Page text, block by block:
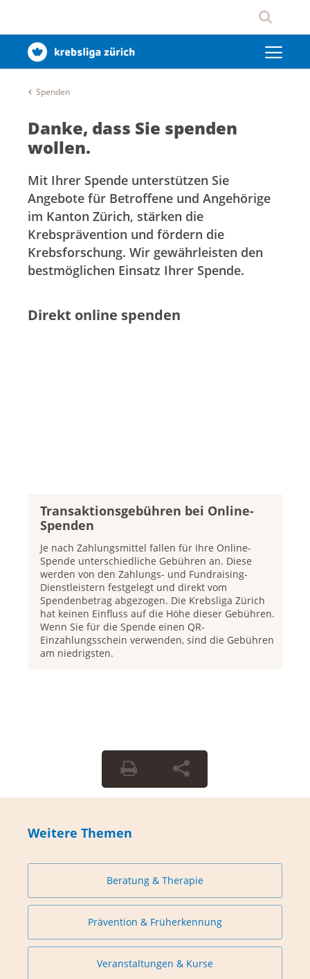
Spenden
Danke, dass Sie spenden
wollen.
Mit Ihrer Spende unterstützen Sie
Angebote für Betroffene und Angehörige
im Kanton Zürich, stärken die
Krebsprävention und fördern die
Krebsforschung. Wir gewährleisten den
bestmöglichen Einsatz Ihrer Spende.
Direkt online spenden
Transaktionsgebühren bei Online-
Spenden
Je nach Zahlungsmittel fallen für Ihre Online-
Spende unterschiedliche Gebühren an. Diese
werden von den Zahlungs- und Fundraising-
Dienstleistern festgelegt und direkt vom
Spendenbetrag abgezogen. Die Krebsliga Zürich
hat keinen Einfluss auf die Höhe dieser Gebühren.
Wenn Sie für die Spende einen QR-
Einzahlungsschein verwenden, sind die Gebühren
am niedrigsten.
Weitere Themen
Beratung & Therapie
Prävention & Früherkennung
Veranstaltungen & Kurse